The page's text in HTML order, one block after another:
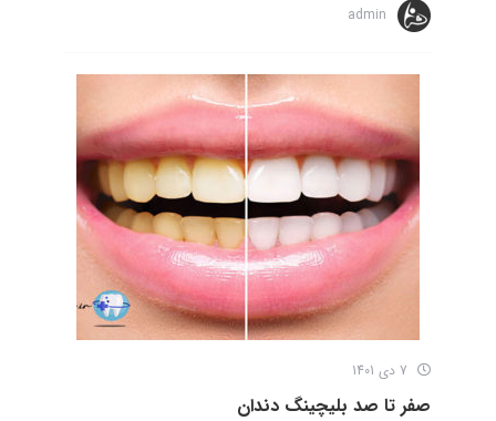
admin
صفر تا صد بلیچینگ دندان